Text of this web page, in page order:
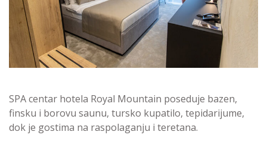
SPA centar hotela Royal Mountain poseduje bazen,
finsku i borovu saunu, tursko kupatilo, tepidarijume,
dok je gostima na raspolaganju i teretana.